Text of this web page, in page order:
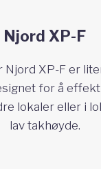
Njord XP-F
Njord XP-F er
for å
lokaler eller i
lav takhøyde.